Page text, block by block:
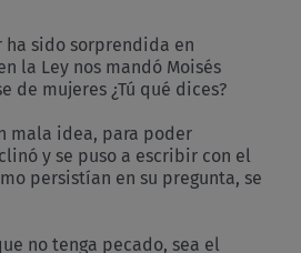
ha sido sorprendida en
la Ley nos mandó Moisés
de mujeres ¿Tú qué dices?
mala idea, para poder
y se puso a escribir con el
persistían en su pregunta, se
no tenga pecado, sea el